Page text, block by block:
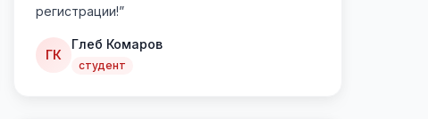
регистрации!”
ГК
Глеб Комаров
студент